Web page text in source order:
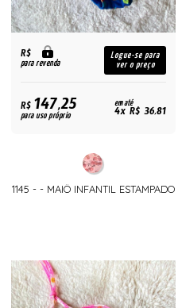
R$
para revenda
Logue-se para
ver o preço
R$147,25
para uso próprio
em até
4x R$ 36,81
1145 - - MAIÔ INFANTIL ESTAMPADO